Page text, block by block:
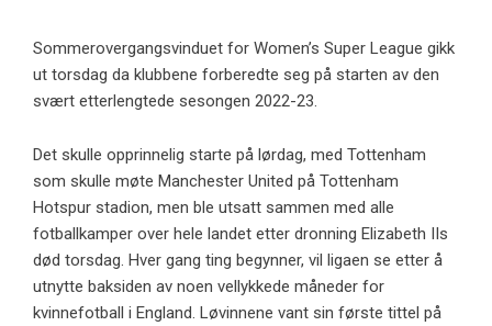
Sommerovergangsvinduet for Women’s Super League gikk
ut torsdag da klubbene forberedte seg på starten av den
svært etterlengtede sesongen 2022-23.
Det skulle opprinnelig starte på lørdag, med Tottenham
som skulle møte Manchester United på Tottenham
Hotspur stadion, men ble utsatt sammen med alle
fotballkamper over hele landet etter dronning Elizabeth IIs
død torsdag. Hver gang ting begynner, vil ligaen se etter å
utnytte baksiden av noen vellykkede måneder for
kvinnefotball i England. Løvinnene vant sin første tittel på